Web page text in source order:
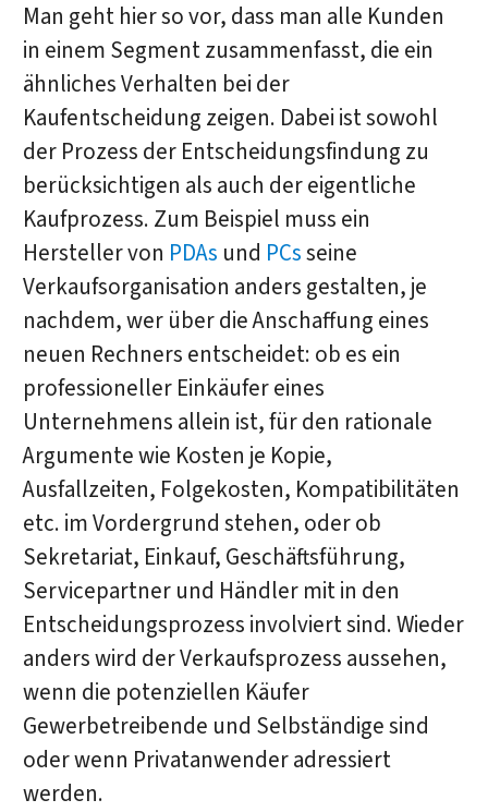
Man geht hier so vor, dass man alle Kunden
in einem Segment zusammenfasst, die ein
ähnliches Verhalten bei der
Kaufentscheidung zeigen. Dabei ist sowohl
der Prozess der Entscheidungsfindung zu
berücksichtigen als auch der eigentliche
Kaufprozess. Zum Beispiel muss ein
Hersteller von PDAs und PCsseine
Verkaufsorganisation anders gestalten, je
nachdem, wer über die Anschaffung eines
neuen Rechners entscheidet: ob es ein
professioneller Einkäufer eines
Unternehmens allein ist, für den rationale
Argumente wie Kosten je Kopie,
Ausfallzeiten, Folgekosten, Kompatibilitäten
etc. im Vordergrund stehen, oder ob
Sekretariat, Einkauf, Geschäftsführung,
Servicepartner und Händler mit in den
Entscheidungsprozess involviert sind. Wieder
anders wird der Verkaufsprozess aussehen,
wenn die potenziellen Käufer
Gewerbetreibende und Selbständige sind
oder wenn Privatanwender adressiert
werden.